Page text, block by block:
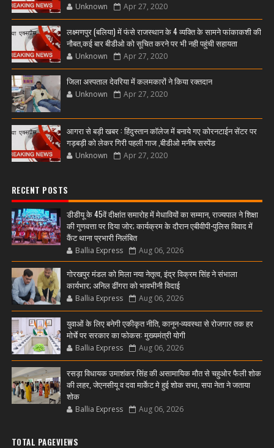
Unknown Apr 27, 2020
लक्ष्मणपुर (बलिया) में फंसे राजस्थान के 4 व्यक्ति के सामने फांकाकशी की
नौबत,कई बार बीडीओ को सूचित करने पर भी नही पहुंची सहायता
Unknown Apr 27, 2020
जिला अस्पताल देवरिया में कलमकारों ने किया रक्तदान
Unknown Apr 27, 2020
आगरा से बड़ी खबर : हिंदुस्तान कॉलेज में बनाये गए कोरनटाईन सेंटर पर
गड़बड़ी को लेकर गिरी पहली गाज ,बीडीओ मनीष सस्पेंड
Unknown Apr 27, 2020
RECENT POSTS
डीडीयू के 45वें दीक्षांत समारोह में मेधावियों का सम्मान, राज्यपाल ने शिक्षा
की गुणवत्ता पर दिया जोर; कार्यक्रम के दौरान एबीवीपी-पुलिस विवाद में
कैंट थाना प्रभारी निलंबित
Ballia Express Aug 06, 2026
गोरखपुर मंडल को मिला नया नेतृत्व, इंद्र विक्रम सिंह ने संभाला
कार्यभार; अनिल ढींगरा को भावभीनी विदाई
Ballia Express Aug 06, 2026
युवाओं के लिए बनेगी एकीकृत नीति, कानून-व्यवस्था से रोजगार तक हर
मोर्चे पर सरकार का फोकस: मुख्यमंत्री योगी
Ballia Express Aug 06, 2026
रसड़ा विधायक उमाशंकर सिंह की असामायिक मौत से चहुओर फैली शोक
की लहर, जेएनसीयू व दवा मार्केट मे हुई शोक सभा, सपा नेता ने जताया
शोक
Ballia Express Aug 06, 2026
TOTAL PAGEVIEWS